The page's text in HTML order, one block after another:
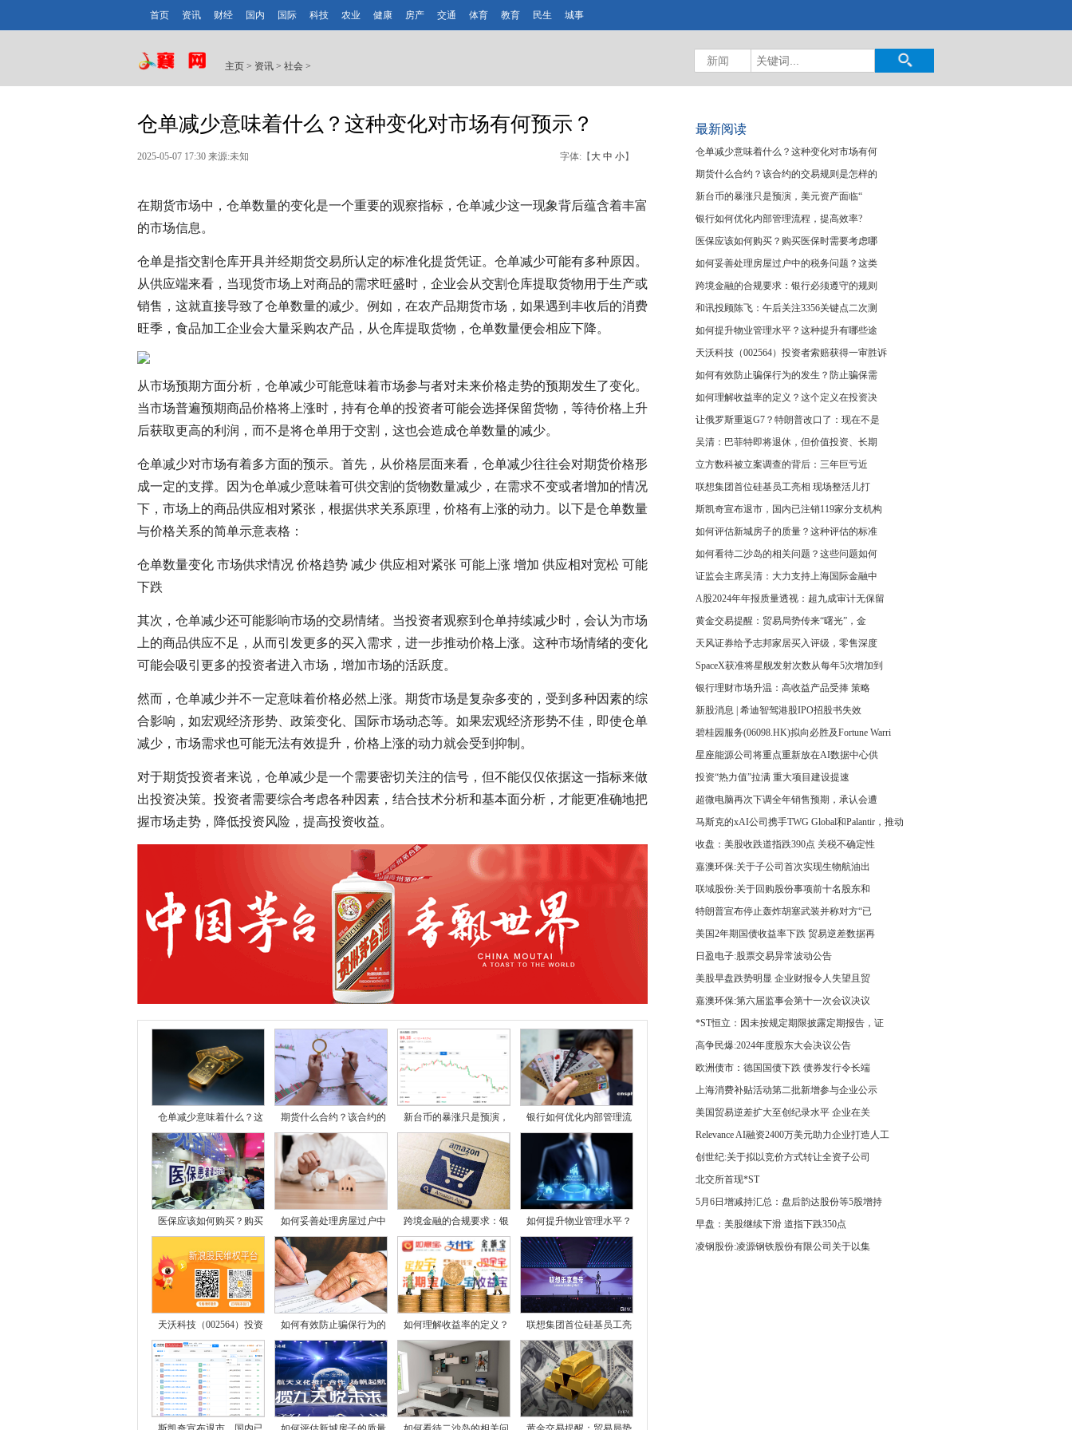
首页 资讯 财经 国内 国际 科技 农业 健康 房产 交通 体育 教育 民生 城事
主页 > 资讯 > 社会 > 新闻
仓单减少意味着什么？这种变化对市场有何预示？
2025-05-07 17:30 来源:未知 字体:【 大 中 小】
在期货市场中，仓单数量的变化是一个重要的观察指标，仓单减少这一现象背后蕴含着丰富
的市场信息。
仓单是指交割仓库开具并经期货交易所认定的标准化提货凭证。仓单减少可能有多种原因。
从供应端来看，当现货市场上对商品的需求旺盛时，企业会从交割仓库提取货物用于生产或
销售，这就直接导致了仓单数量的减少。例如，在农产品期货市场，如果遇到丰收后的消费
旺季，食品加工企业会大量采购农产品，从仓库提取货物，仓单数量便会相应下降。
从市场预期方面分析，仓单减少可能意味着市场参与者对未来价格走势的预期发生了变化。
当市场普遍预期商品价格将上涨时，持有仓单的投资者可能会选择保留货物，等待价格上升
后获取更高的利润，而不是将仓单用于交割，这也会造成仓单数量的减少。
仓单减少对市场有着多方面的预示。首先，从价格层面来看，仓单减少往往会对期货价格形
成一定的支撑。因为仓单减少意味着可供交割的货物数量减少，在需求不变或者增加的情况
下，市场上的商品供应相对紧张，根据供求关系原理，价格有上涨的动力。以下是仓单数量
与价格关系的简单示意表格：
仓单数量变化 市场供求情况 价格趋势 减少 供应相对紧张 可能上涨 增加 供应相对宽松 可能
下跌
其次，仓单减少还可能影响市场的交易情绪。当投资者观察到仓单持续减少时，会认为市场
上的商品供应不足，从而引发更多的买入需求，进一步推动价格上涨。这种市场情绪的变化
可能会吸引更多的投资者进入市场，增加市场的活跃度。
然而，仓单减少并不一定意味着价格必然上涨。期货市场是复杂多变的，受到多种因素的综
合影响，如宏观经济形势、政策变化、国际市场动态等。如果宏观经济形势不佳，即使仓单
减少，市场需求也可能无法有效提升，价格上涨的动力就会受到抑制。
对于期货投资者来说，仓单减少是一个需要密切关注的信号，但不能仅仅依据这一指标来做
出投资决策。投资者需要综合考虑各种因素，结合技术分析和基本面分析，才能更准确地把
握市场走势，降低投资风险，提高投资收益。
仓单减少意味着什么？这 期货什么合约？该合约的 新台币的暴涨只是预演， 银行如何优化内部管理流
医保应该如何购买？购买 如何妥善处理房屋过户中 跨境金融的合规要求：银 如何提升物业管理水平？
天沃科技（002564）投资
者
如何有效防止骗保行为的 如何理解收益率的定义？ 联想集团首位硅基员工亮
最新阅读
仓单减少意味着什么？这种变化对市场有何
期货什么合约？该合约的交易规则是怎样的
新台币的暴涨只是预演，美元资产面临“
银行如何优化内部管理流程，提高效率?
医保应该如何购买？购买医保时需要考虑哪
如何妥善处理房屋过户中的税务问题？这类
跨境金融的合规要求：银行必须遵守的规则
和讯投顾陈飞：午后关注3356关键点二次测
如何提升物业管理水平？这种提升有哪些途
天沃科技（002564）投资者索赔获得一审胜诉
如何有效防止骗保行为的发生？防止骗保需
如何理解收益率的定义？这个定义在投资决
让俄罗斯重返G7？特朗普改口了：现在不是
吴清：巴菲特即将退休，但价值投资、长期
立方数科被立案调查的背后：三年巨亏近
联想集团首位硅基员工亮相 现场整活儿打
斯凯奇宣布退市，国内已注销119家分支机构
如何评估新城房子的质量？这种评估的标准
如何看待二沙岛的相关问题？这些问题如何
证监会主席吴清：大力支持上海国际金融中
A股2024年年报质量透视：超九成审计无保留
黄金交易提醒：贸易局势传来“曙光”，金
天风证券给予志邦家居买入评级，零售深度
SpaceX获准将星舰发射次数从每年5次增加到
银行理财市场升温：高收益产品受捧 策略
新股消息 | 希迪智驾港股IPO招股书失效
碧桂园服务(06098.HK)拟向必胜及Fortune Warri
星座能源公司将重点重新放在AI数据中心供
投资“热力值”拉满 重大项目建设提速
超微电脑再次下调全年销售预期，承认会遭
马斯克的xAI公司携手TWG Global和Palantir，推动
收盘：美股收跌道指跌390点 关税不确定性
嘉澳环保:关于子公司首次实现生物航油出
联域股份:关于回购股份事项前十名股东和
特朗普宣布停止轰炸胡塞武装并称对方“已
美国2年期国债收益率下跌 贸易逆差数据再
日盈电子:股票交易异常波动公告
美股早盘跌势明显 企业财报令人失望且贸
嘉澳环保:第六届监事会第十一次会议决议
*ST恒立：因未按规定期限披露定期报告，证
高争民爆:2024年度股东大会决议公告
欧洲债市：德国国债下跌 债券发行令长端
上海消费补贴活动第二批新增参与企业公示
美国贸易逆差扩大至创纪录水平 企业在关
Relevance AI融资2400万美元助力企业打造人工
创世纪:关于拟以竞价方式转让全资子公司
北交所首现*ST
5月6日增减持汇总：盘后韵达股份等5股增持
早盘：美股继续下滑 道指下跌350点
凌钢股份:凌源钢铁股份有限公司关于以集